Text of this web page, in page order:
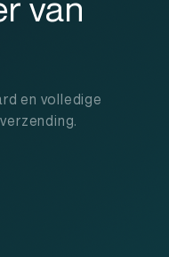
en volledige